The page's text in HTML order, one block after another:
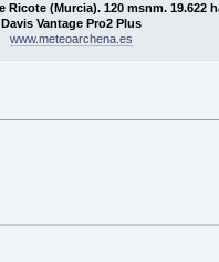
Ricote (Murcia). 120 msnm. 19.622
Davis Vantage Pro2 Plus
www.meteoarchena.es